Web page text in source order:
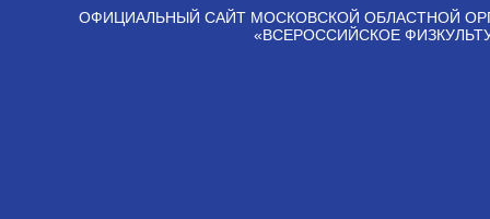
ОФИЦИАЛЬНЫЙ САЙТ МОСКОВСКОЙ ОБЛАСТНОЙ
«ВСЕРОССИЙСКОЕ